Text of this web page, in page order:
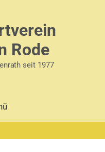
Rode
seit 1977